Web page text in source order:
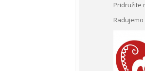
Pridružite